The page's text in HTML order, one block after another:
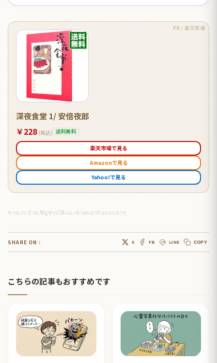
PR / 楽天市場
深夜食堂 1/ 安倍夜郎
￥228 (税込) 送料無料
楽天市場で見る
Amazonで見る
Yahoo!で見る
ขายเก่ง ป้ายเชิญชวนให้แนะนำคนมากินแบบฮาๆ
SHARE ON : X FB LINE COPY
こちらの記事もおすすめです